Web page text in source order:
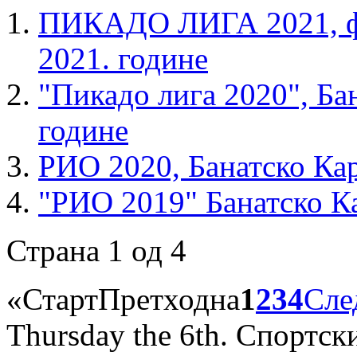
ПИКАДО ЛИГА 2021,
2021. године
"Пикадо лига 2020",
године
РИО 2020, Банатско
"РИО 2019" Банатско
Страна 1 од 4
«СтартПретходна1234
Thursday the 6th.